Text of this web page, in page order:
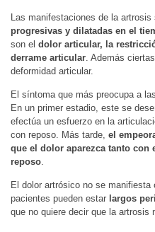
Las manifestaciones de la
progresivas y dilatadas en el
son el dolor articular, la
derrame articular . Además
deformidad articular.
El síntoma que más preocupa a
En un primer estadio, este se
efectúa un esfuerzo en la
con reposo. Más tarde, el
que el dolor aparezca tanto con
reposo
El dolor artrósico no se
pacientes pueden estar largos
que no quiere decir que la artrosis